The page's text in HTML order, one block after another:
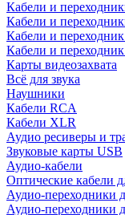
Кабели и
Кабели и
Кабели и
Кабели и
Карты видеозахвата
Всё для звука
Наушники
Кабели RCA
Кабели XLR
Аудио ресиверы и
Звуковые карты USB
Аудио-кабели
Оптические кабели
Аудио-переходники
Аудио-переходники